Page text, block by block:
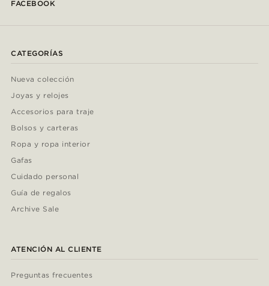
FACEBOOK
CATEGORÍAS
Nueva colección
Joyas y relojes
Accesorios para traje
Bolsos y carteras
Ropa y ropa interior
Gafas
Cuidado personal
Guía de regalos
Archive Sale
ATENCIÓN AL CLIENTE
Preguntas frecuentes